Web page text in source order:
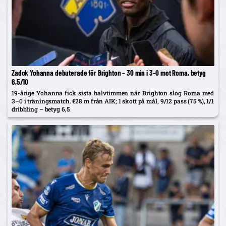
Zadok Yohanna debuterade för Brighton – 30 min i 3–0 mot Roma, betyg
6,5/10
19-årige Yohanna fick sista halvtimmen när Brighton slog Roma med
3–0 i träningsmatch. €28 m från AIK; 1 skott på mål, 9/12 pass (75 %), 1/1
dribbling – betyg 6,5.